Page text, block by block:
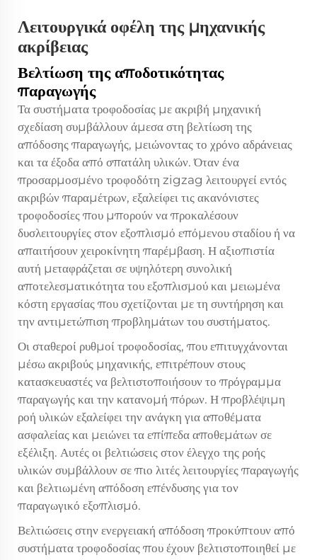
Λειτουργικά οφέλη της μηχανικής
ακρίβειας
Βελτίωση της αποδοτικότητας
παραγωγής
Τα συστήματα τροφοδοσίας με ακριβή μηχανική
σχεδίαση συμβάλλουν άμεσα στη βελτίωση της
απόδοσης παραγωγής, μειώνοντας το χρόνο αδράνειας
και τα έξοδα από σπατάλη υλικών. Όταν ένα
προσαρμοσμένο τροφοδότη zigzag λειτουργεί εντός
ακριβών παραμέτρων, εξαλείφει τις ακανόνιστες
τροφοδοσίες που μπορούν να προκαλέσουν
δυσλειτουργίες στον εξοπλισμό επόμενου σταδίου ή να
απαιτήσουν χειροκίνητη παρέμβαση. Η αξιοπιστία
αυτή μεταφράζεται σε υψηλότερη συνολική
αποτελεσματικότητα του εξοπλισμού και μειωμένα
κόστη εργασίας που σχετίζονται με τη συντήρηση και
την αντιμετώπιση προβλημάτων του συστήματος.
Οι σταθεροί ρυθμοί τροφοδοσίας, που επιτυγχάνονται
μέσω ακριβούς μηχανικής, επιτρέπουν στους
κατασκευαστές να βελτιστοποιήσουν το πρόγραμμα
παραγωγής και την κατανομή πόρων. Η προβλέψιμη
ροή υλικών εξαλείφει την ανάγκη για αποθέματα
ασφαλείας και μειώνει τα επίπεδα αποθεμάτων σε
εξέλιξη. Αυτές οι βελτιώσεις στον έλεγχο της ροής
υλικών συμβάλλουν σε πιο λιτές λειτουργίες παραγωγής
και βελτιωμένη απόδοση επένδυσης για τον
παραγωγικό εξοπλισμό.
Βελτιώσεις στην ενεργειακή απόδοση προκύπτουν από
συστήματα τροφοδοσίας που έχουν βελτιστοποιηθεί με